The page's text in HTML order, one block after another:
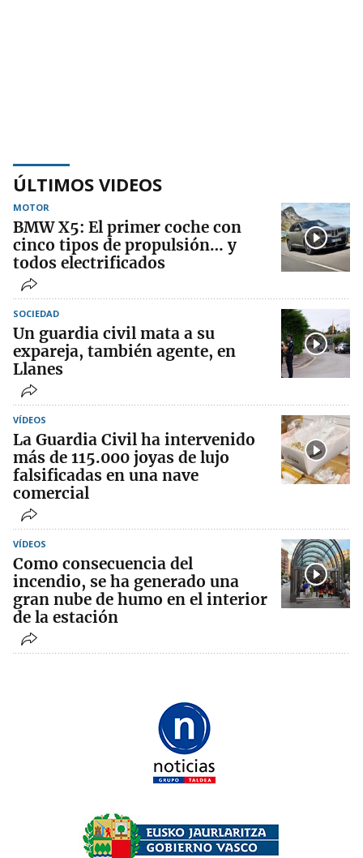
ÚLTIMOS VIDEOS
MOTOR
BMW X5: El primer coche con
cinco tipos de propulsión… y
todos electrificados
SOCIEDAD
Un guardia civil mata a su
expareja, también agente, en
Llanes
VÍDEOS
La Guardia Civil ha intervenido
más de 115.000 joyas de lujo
falsificadas en una nave
comercial
VÍDEOS
Como consecuencia del
incendio, se ha generado una
gran nube de humo en el interior
de la estación